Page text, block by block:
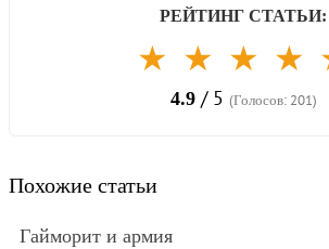
РЕЙТИНГ СТАТЬИ:
★ ★ ★ ★
4.9/ 5 (Голосов: 201)
Похожие статьи
Гайморит и армия